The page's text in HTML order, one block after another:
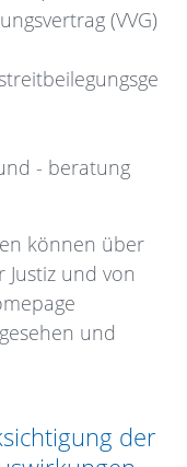
(VVG)
- beratung
können über
und von
und
der